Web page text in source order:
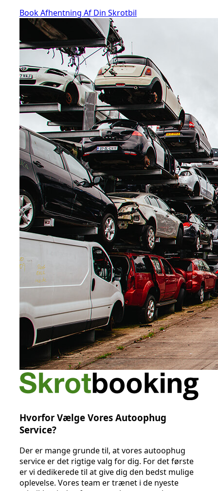
Book Afhentning Af Din Skrotbil
Hvorfor Vælge Vores Autoophug
Service?
Der er mange grunde til, at vores autoophug
service er det rigtige valg for dig. For det første
er vi dedikerede til at give dig den bedst mulige
oplevelse. Vores team er trænet i de nyeste